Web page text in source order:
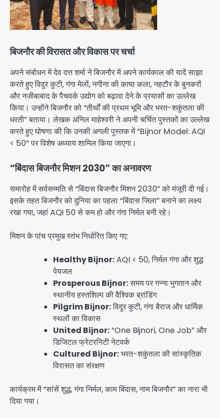
बिजनौर की विरासत और विकास पर चर्चा
अपने संबोधन में देव दत्त शर्मा ने बिजनौर में अपने कार्यकाल की यादें साझा
करते हुए विदुर कुटी, गंगा मेलों, नगीना की काष्ठ कला, नहटौर के बुनकरों
और नजीबाबाद के पैचवर्क उद्योग को बढ़ावा देने के प्रयासों का उल्लेख
किया। उन्होंने बिजनौर को “तीर्थों की प्रथम भूमि और भरत-शकुंतला की
धरती” बताया। लेखक अनिल माहेश्वरी ने अपनी चर्चित पुस्तकों का उल्लेख
करते हुए घोषणा की कि उनकी अगली पुस्तक में “Bijnor Model: AQI
< 50” पर विशेष अध्याय शामिल किया जाएगा।
“बिंदास बिजनौर मिशन 2030” का अनावरण
समारोह में सर्वसम्मति से “बिंदास बिजनौर मिशन 2030” को मंजूरी दी गई।
इसके तहत बिजनौर को दुनिया का पहला “बिंदास जिला” बनाने का लक्ष्य
रखा गया, जहां AQI 50 से कम हो और गंगा निर्मल बनी रहे।
मिशन के पांच प्रमुख स्तंभ निर्धारित किए गए:
Healthy Bijnor:AQI < 50, निर्मल गंगा और शुद्ध
पेयजल
Prosperous Bijnor:समय पर गन्ना भुगतान और
स्थानीय हस्तशिल्प की वैश्विक ब्रांडिंग
Pilgrim Bijnor:विदुर कुटी, गंगा बैराज और धार्मिक
स्थलों का विकास
United Bijnor:“One Bijnori, One Job” और
डिजिटल फ्रेटरनिटी नेटवर्क
Cultured Bijnor:भरत-शकुंतला की सांस्कृतिक
विरासत का संरक्षण
कार्यक्रम में “सांसें शुद्ध, गंगा निर्मल, काम बिंदास, नाम बिजनौर” का नारा भी
दिया गया।